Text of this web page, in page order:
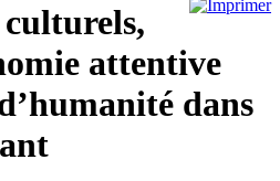
attentive
dans